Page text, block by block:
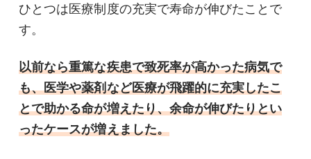
ひとつは医療制度の充実で寿命が伸びたことで
す。
以前なら重篤な疾患で致死率が高かった病気で
も、医学や薬剤など医療が飛躍的に充実したこ
とで助かる命が増えたり、余命が伸びたりとい
ったケースが増えました。